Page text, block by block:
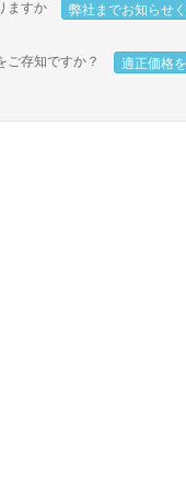
ますか 弊社までお知らせ
ご存知ですか？ 適正価格